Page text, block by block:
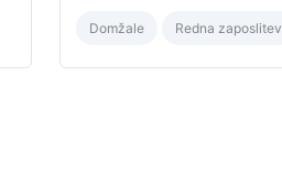
Domžale Redna zaposlitev